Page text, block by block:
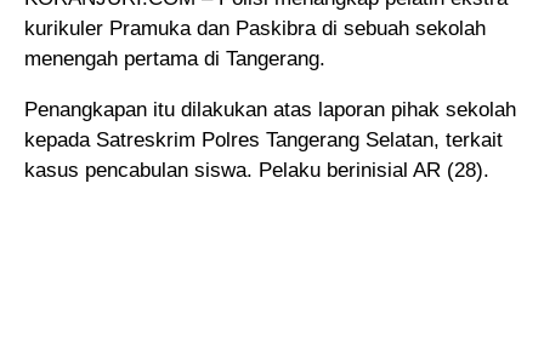
kurikuler Pramuka dan Paskibra di sebuah sekolah
menengah pertama di Tangerang.
Penangkapan itu dilakukan atas laporan pihak sekolah
kepada Satreskrim Polres Tangerang Selatan, terkait
kasus pencabulan siswa. Pelaku berinisial AR (28).